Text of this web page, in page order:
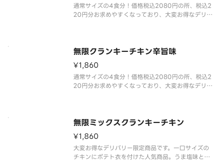
通常サイズの4食分！価格税込2080円の所、税込2
20円分お求めやすくなっており、大変お得なデリバ
無限クランキーチキン辛旨味
¥1,860
通常サイズの4食分！価格税込2080円の所、税込2
20円分お求めやすくなっており、大変お得なデリバ
さが特長で、辛い物好きの方にも指示される味付け
無限ミックスクランキーチキン
¥1,860
大変お得なデリバリー限定商品です。一口サイズの
チキンにポテト衣を付けた人気商品。うま塩味と辛